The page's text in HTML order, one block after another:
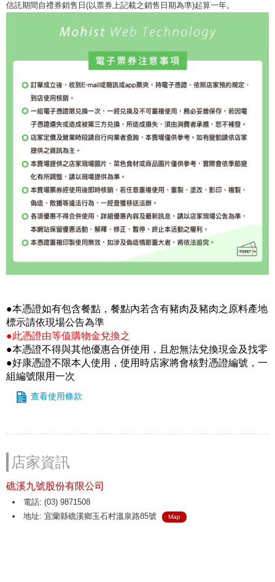
信託期間自禮券銷售日(以票券上記載之銷售日期為準)起算一年。
●本憑證如有包含餐點，餐點內若含有豬肉及豬肉之原料產地
標示請依現場公告為準
●此憑證由等值購物金兌換之
●本憑證不得與其他優惠合併使用，且恕無法兌換現金及找零
●好康憑證不限本人使用，使用時店家將會核對憑證編號，一
組編號限用一次
查看使用條款
店家資訊
礁溪九號股份有限公司
電話: (03) 9871508
地址: 宜蘭縣礁溪鄉玉石村溫泉路85號
Map